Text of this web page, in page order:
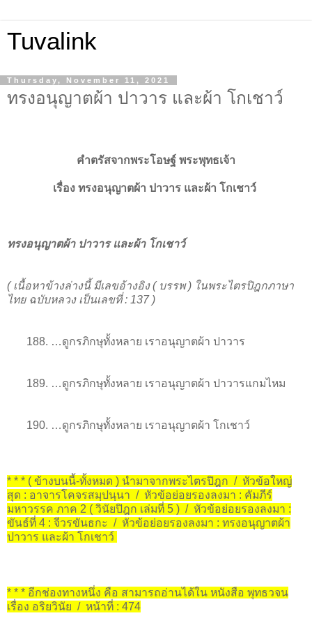
Tuvalink
Thursday, November 11, 2021
ทรงอนุญาตผ้า ปาวาร และผ้า โกเชาว์
คำตรัสจากพระโอษฐ์ พระพุทธเจ้า
เรื่อง ทรงอนุญาตผ้า ปาวาร และผ้า โกเชาว์
ทรงอนุญาตผ้า ปาวาร และผ้า โกเชาว์
( เนื้อหาข้างล่างนี้ มีเลขอ้างอิง ( บรรพ ) ในพระไตรปิฎกภาษา
ไทย ฉบับหลวง เป็นเลขที่ : 137 )
188. …ดูกรภิกษุทั้งหลาย เราอนุญาตผ้า ปาวาร
189. …ดูกรภิกษุทั้งหลาย เราอนุญาตผ้า ปาวารแกมไหม
190. …ดูกรภิกษุทั้งหลาย เราอนุญาตผ้า โกเชาว์
* * * ( ข้างบนนี้-ทั้งหมด ) นำมาจากพระไตรปิฎก / หัวข้อใหญ่
สุด : อาจารโคจรสมฺปนฺนา / หัวข้อย่อยรองลงมา : คัมภีร์
มหาวรรค ภาค 2 ( วินัยปิฎก เล่มที่ 5 ) / หัวข้อย่อยรองลงมา :
ขันธ์ที่ 4 : จีวรขันธกะ / หัวข้อย่อยรองลงมา : ทรงอนุญาตผ้า
ปาวาร และผ้า โกเชาว์
* * * อีกช่องทางหนึ่ง คือ สามารถอ่านได้ใน หนังสือ พุทธวจน
เรื่อง อริยวินัย / หน้าที่ : 474